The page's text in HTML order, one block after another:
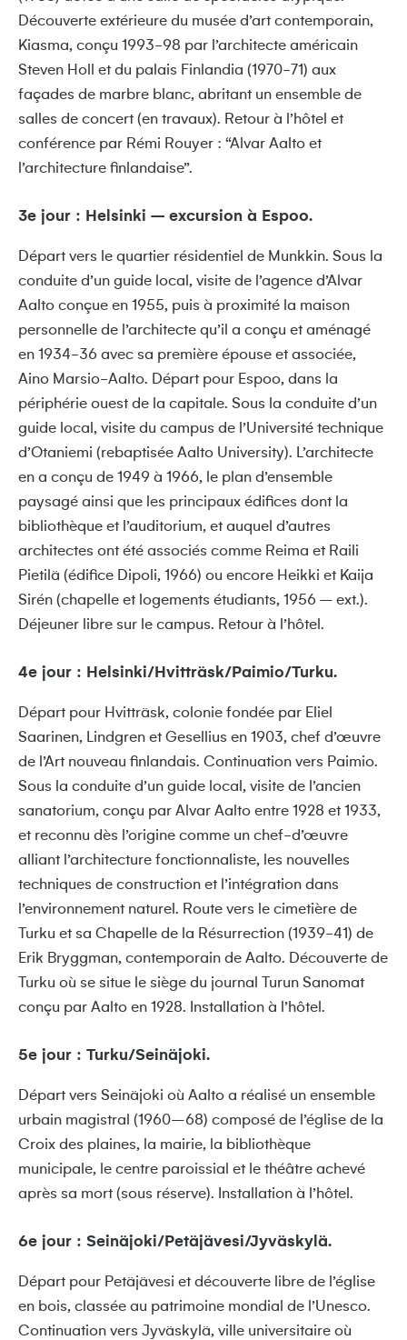
Découverte extérieure du musée d’art contemporain,
Kiasma, conçu 1993-98 par l’architecte américain
Steven Holl et du palais Finlandia (1970-71) aux
façades de marbre blanc, abritant un ensemble de
salles de concert (en travaux). Retour à l’hôtel et
conférence par Rémi Rouyer : “Alvar Aalto et
l’architecture finlandaise”.
3e jour : Helsinki – excursion à Espoo.
Départ vers le quartier résidentiel de Munkkin. Sous la
conduite d’un guide local, visite de l’agence d’Alvar
Aalto conçue en 1955, puis à proximité la maison
personnelle de l’architecte qu’il a conçu et aménagé
en 1934-36 avec sa première épouse et associée,
Aino Marsio-Aalto. Départ pour Espoo, dans la
périphérie ouest de la capitale. Sous la conduite d’un
guide local, visite du campus de l’Université technique
d’Otaniemi (rebaptisée Aalto University). L’architecte
en a conçu de 1949 à 1966, le plan d’ensemble
paysagé ainsi que les principaux édifices dont la
bibliothèque et l’auditorium, et auquel d’autres
architectes ont été associés comme Reima et Raili
Pietilä (édifice Dipoli, 1966) ou encore Heikki et Kaija
Sirén (chapelle et logements étudiants, 1956 – ext.).
Déjeuner libre sur le campus. Retour à l’hôtel.
4e jour : Helsinki/Hvitträsk/Paimio/Turku.
Départ pour Hvitträsk, colonie fondée par Eliel
Saarinen, Lindgren et Gesellius en 1903, chef d’œuvre
de l’Art nouveau finlandais. Continuation vers Paimio.
Sous la conduite d’un guide local, visite de l’ancien
sanatorium, conçu par Alvar Aalto entre 1928 et 1933,
et reconnu dès l’origine comme un chef-d’œuvre
alliant l’architecture fonctionnaliste, les nouvelles
techniques de construction et l’intégration dans
l’environnement naturel. Route vers le cimetière de
Turku et sa Chapelle de la Résurrection (1939-41) de
Erik Bryggman, contemporain de Aalto. Découverte de
Turku où se situe le siège du journal Turun Sanomat
conçu par Aalto en 1928. Installation à l’hôtel.
5e jour : Turku/Seinäjoki.
Départ vers Seinäjoki où Aalto a réalisé un ensemble
urbain magistral (1960–68) composé de l’église de la
Croix des plaines, la mairie, la bibliothèque
municipale, le centre paroissial et le théâtre achevé
après sa mort (sous réserve). Installation à l’hôtel.
6e jour : Seinäjoki/Petäjävesi/Jyväskylä.
Départ pour Petäjävesi et découverte libre de l’église
en bois, classée au patrimoine mondial de l’Unesco.
Continuation vers Jyväskylä, ville universitaire où